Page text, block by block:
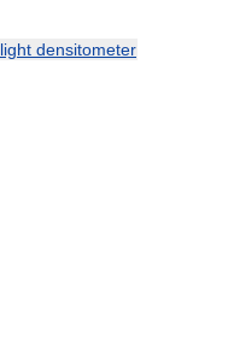
light densitometer